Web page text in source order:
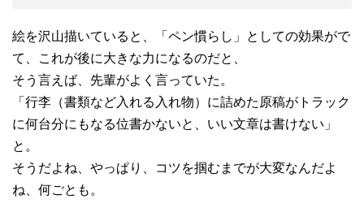
絵を沢山描いていると、「ペン慣らし」としての効果がで
て、これが後に大きな力になるのだと、
そう言えば、先輩がよく言っていた。
「行李（書類など入れる入れ物）に詰めた原稿がトラック
に何台分にもなる位書かないと、いい文章は書けない」
と。
そうだよね、やっぱり、コツを掴むまでが大変なんだよ
ね、何ごとも。